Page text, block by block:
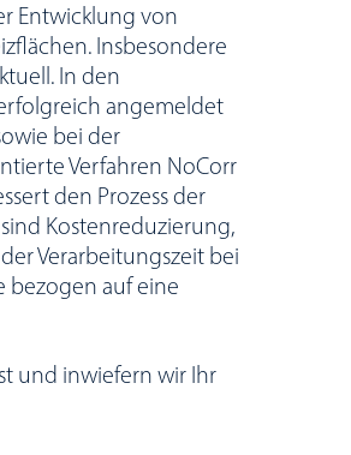
Entwicklung von
Insbesondere
In den
angemeldet
bei der
Verfahren NoCorr
den Prozess der
Kostenreduzierung,
Verarbeitungszeit bei
bezogen auf eine
und inwiefern wir Ihr